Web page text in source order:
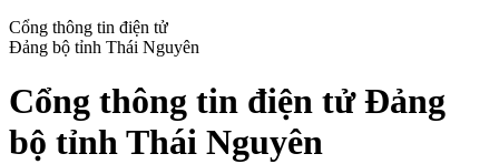
Cổng thông tin điện tử
Đảng bộ tỉnh Thái Nguyên
Cổng thông tin điện tử Đảng
bộ tỉnh Thái Nguyên